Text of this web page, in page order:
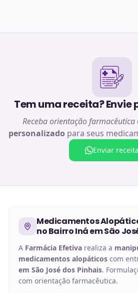
Tem uma receita? Envie
Receba orientação farmacêutica
personalizado para seus
Enviar receita
Medicamentos
noBairro Iná em São
A Farmácia Efetiva realiza a
medicamentos alopáticos com
em São José dos Pinhais.
com orientação farmacêutica.